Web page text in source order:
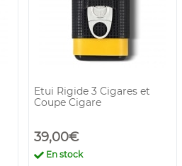
Etui Rigide 3 Cigares et
Coupe Cigare
39,00€
En stock